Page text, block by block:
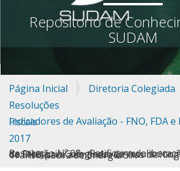
Repositorio de
SUDAM
Página Inicial
Diretoria Colegiada
Resoluções
Indicadores de Avaliação - FNO, FDA e Incentivos Fiscais
2017
Resolução Nº 08 - Ratificar a deliberação favorável da Diretoria Colegiada, de recurso complementar do FNO para aempresa Linhas de Xingu Transmissora de Energia S.A